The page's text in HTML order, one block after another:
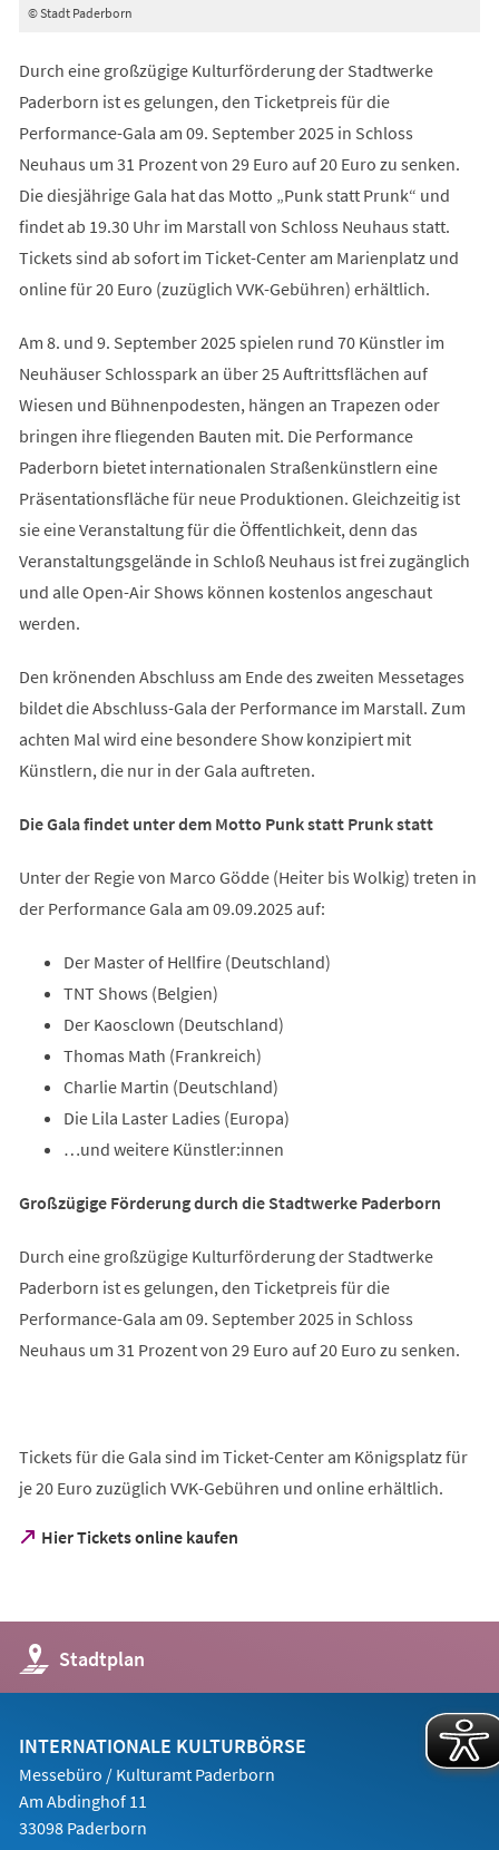
© Stadt Paderborn
Durch eine großzügige Kulturförderung der Stadtwerke
Paderborn ist es gelungen, den Ticketpreis für die
Performance-Gala am 09. September 2025 in Schloss
Neuhaus um 31 Prozent von 29 Euro auf 20 Euro zu senken.
Die diesjährige Gala hat das Motto „Punk statt Prunk“ und
findet ab 19.30 Uhr im Marstall von Schloss Neuhaus statt.
Tickets sind ab sofort im Ticket-Center am Marienplatz und
online für 20 Euro (zuzüglich VVK-Gebühren) erhältlich.
Am 8. und 9. September 2025 spielen rund 70 Künstler im
Neuhäuser Schlosspark an über 25 Auftrittsflächen auf
Wiesen und Bühnenpodesten, hängen an Trapezen oder
bringen ihre fliegenden Bauten mit. Die Performance
Paderborn bietet internationalen Straßenkünstlern eine
Präsentationsfläche für neue Produktionen. Gleichzeitig ist
sie eine Veranstaltung für die Öffentlichkeit, denn das
Veranstaltungsgelände in Schloß Neuhaus ist frei zugänglich
und alle Open-Air Shows können kostenlos angeschaut
werden.
Den krönenden Abschluss am Ende des zweiten Messetages
bildet die Abschluss-Gala der Performance im Marstall. Zum
achten Mal wird eine besondere Show konzipiert mit
Künstlern, die nur in der Gala auftreten.
Die Gala findet unter dem Motto Punk statt Prunk statt
Unter der Regie von Marco Gödde (Heiter bis Wolkig) treten in
der Performance Gala am 09.09.2025 auf:
Der Master of Hellfire (Deutschland)
TNT Shows (Belgien)
Der Kaosclown (Deutschland)
Thomas Math (Frankreich)
Charlie Martin (Deutschland)
Die Lila Laster Ladies (Europa)
…und weitere Künstler:innen
Großzügige Förderung durch die Stadtwerke Paderborn
Durch eine großzügige Kulturförderung der Stadtwerke
Paderborn ist es gelungen, den Ticketpreis für die
Performance-Gala am 09. September 2025 in Schloss
Neuhaus um 31 Prozent von 29 Euro auf 20 Euro zu senken.
Tickets für die Gala sind im Ticket-Center am Königsplatz für
je 20 Euro zuzüglich VVK-Gebühren und online erhältlich.
Hier Tickets online kaufen
(Öffnet
Tab)
Stadtplan
(Öffnet
in
einem
Tab)
INTERNATIONALE KULTURBÖRSE
Messebüro / Kulturamt Paderborn
Am Abdinghof 11
33098 Paderborn